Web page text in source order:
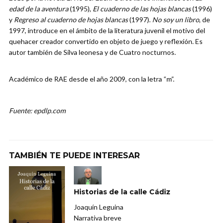
edad de la aventura(1995), El cuaderno de las hojas blancas(1996)
y Regreso al cuaderno de hojas blancas(1997). No soy un libro, de
1997, introduce en el ámbito de la literatura juvenil el motivo del
quehacer creador convertido en objeto de juego y reflexión. Es
autor también de Silva leonesa y de Cuatro nocturnos.
Académico de RAE desde el año 2009, con la letra “m”.
Fuente: epdlp.com
TAMBIÉN TE PUEDE INTERESAR
Historias de la calle Cádiz
Joaquín Leguina
Narrativa breve